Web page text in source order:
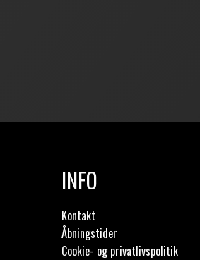
INFO
Kontakt
Åbningstider
Cookie- og privatlivspolitik